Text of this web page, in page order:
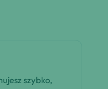
szybko,